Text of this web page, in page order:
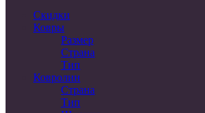
Скидки
Ковры
Размер
Страна
Тип
Ковролин
Страна
Тип